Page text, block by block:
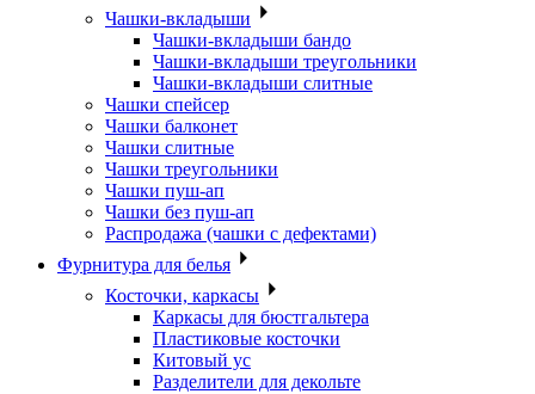
Чашки-вкладыши
Чашки-вкладыши бандо
Чашки-вкладыши треугольники
Чашки-вкладыши слитные
Чашки спейсер
Чашки балконет
Чашки слитные
Чашки треугольники
Чашки пуш-ап
Чашки без пуш-ап
Распродажа (чашки с дефектами)
Фурнитура для белья
Косточки, каркасы
Каркасы для бюстгальтера
Пластиковые косточки
Китовый ус
Разделители для декольте